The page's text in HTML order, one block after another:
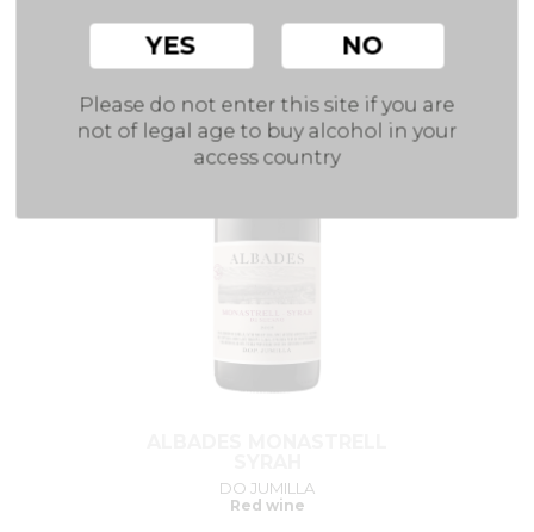
DO JUMILLA
Red wine
YES NO
Please do not enter this site if you are
not of legal age to buy alcohol in your
access country